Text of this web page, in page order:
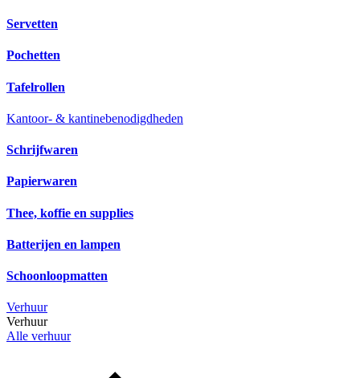
Servetten
Pochetten
Tafelrollen
Kantoor- & kantinebenodigdheden
Schrijfwaren
Papierwaren
Thee, koffie en supplies
Batterijen en lampen
Schoonloopmatten
Verhuur
Verhuur
Alle verhuur